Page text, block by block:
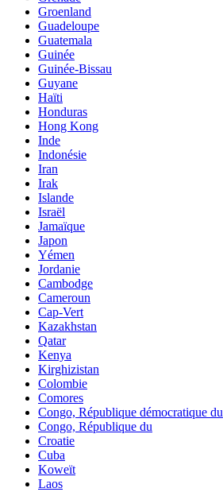
Groenland
Guadeloupe
Guatemala
Guinée
Guinée-Bissau
Guyane
Haïti
Honduras
Hong Kong
Inde
Indonésie
Iran
Irak
Islande
Israël
Jamaïque
Japon
Yémen
Jordanie
Cambodge
Cameroun
Cap-Vert
Kazakhstan
Qatar
Kenya
Kirghizistan
Colombie
Comores
Congo, République démocratique du
Congo, République du
Croatie
Cuba
Koweït
Laos